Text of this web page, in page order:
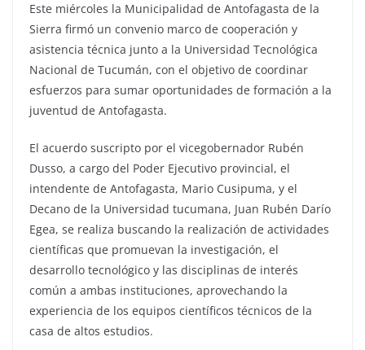
Este miércoles la Municipalidad de Antofagasta de la
Sierra firmó un convenio marco de cooperación y
asistencia técnica junto a la Universidad Tecnológica
Nacional de Tucumán, con el objetivo de coordinar
esfuerzos para sumar oportunidades de formación a la
juventud de Antofagasta.
El acuerdo suscripto por el vicegobernador Rubén
Dusso, a cargo del Poder Ejecutivo provincial, el
intendente de Antofagasta, Mario Cusipuma, y el
Decano de la Universidad tucumana, Juan Rubén Darío
Egea, se realiza buscando la realización de actividades
científicas que promuevan la investigación, el
desarrollo tecnológico y las disciplinas de interés
común a ambas instituciones, aprovechando la
experiencia de los equipos científicos técnicos de la
casa de altos estudios.